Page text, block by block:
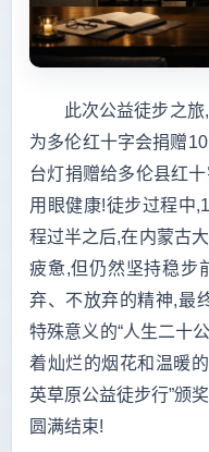
此次公益徒步之
为多伦红十字会捐赠
台灯捐赠给多伦县红
用眼健康!徒步过程中
程过半之后,在内蒙古
疲惫,但仍然坚持稳步
弃、不放弃的精神,最
特殊意义的“人生二十
着灿烂的烟花和温暖
英草原公益徒步行”颁
圆满结束!